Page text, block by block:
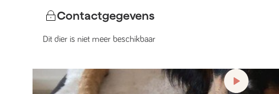
Contactgegevens
Dit dier is niet meer beschikbaar